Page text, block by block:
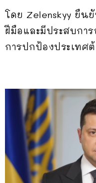
โดย Zelenskyy ยื
ฝีมือและมีประสบกา
การปกป้องประเทศ